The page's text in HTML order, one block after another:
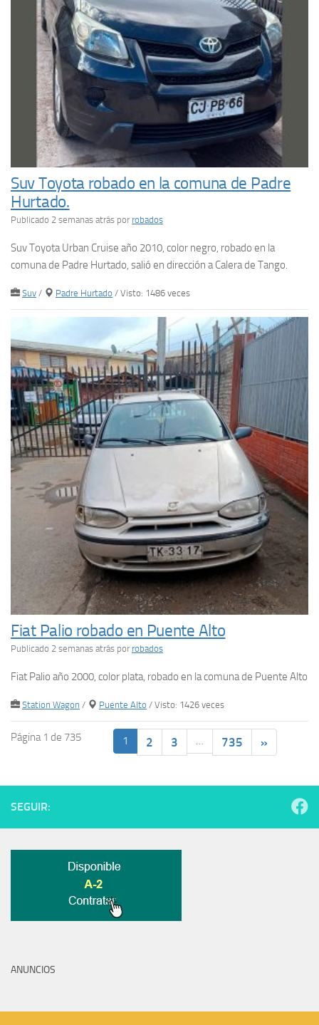
Suv Toyota robado en la comuna de Padre
Hurtado.
Publicado 2 semanas atrás por robados
Suv Toyota Urban Cruise año 2010, color negro, robado en la
comuna de Padre Hurtado, salió en dirección a Calera de Tango.
Suv / Padre Hurtado / Visto: 1486 veces
Fiat Palio robado en Puente Alto
Publicado 2 semanas atrás por robados
Fiat Palio año 2000, color plata, robado en la comuna de Puente Alto
Station Wagon / Puente Alto / Visto: 1426 veces
Página 1 de 735 1 2 3 … 735 »
SEGUIR:
ANUNCIOS